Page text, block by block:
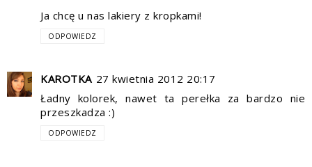
Ja chcę u nas lakiery z kropkami!
ODPOWIEDZ
KAROTKA 27 kwietnia 2012 20:17
Ładny kolorek, nawet ta perełka za bardzo nie
przeszkadza :)
ODPOWIEDZ